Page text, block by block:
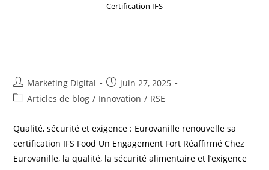
Certification IFS
Marketing Digital
juin 27, 2025
Articles de blog / Innovation / RSE
Qualité, sécurité et exigence : Eurovanille renouvelle sa
certification IFS Food Un Engagement Fort Réaffirmé Chez
Eurovanille, la qualité, la sécurité alimentaire et l’exigence